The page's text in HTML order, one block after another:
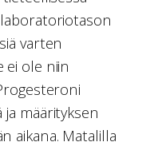
varten
ei ole niin
määrityksen
aikana. Matalilla